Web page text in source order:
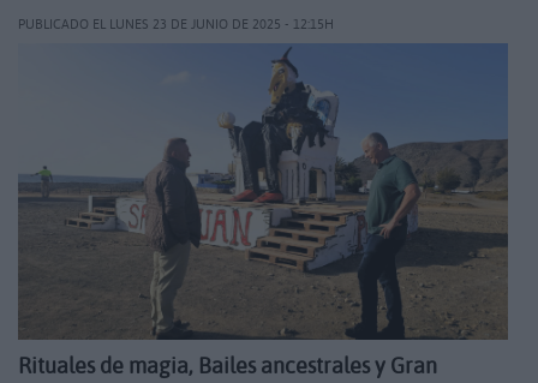
PUBLICADO EL LUNES 23 DE JUNIO DE 2025 - 12:15H
Rituales de magia, Bailes ancestrales y Gran